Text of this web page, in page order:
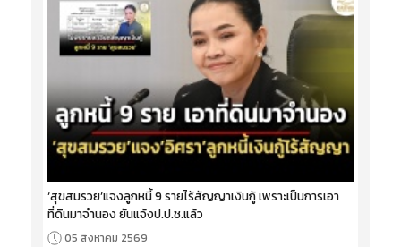
‘สุขสมรวย’แจงลูกหนี้ 9 รายไร้สัญญาเงินกู้ เพราะเป็นการเอา
ที่ดินมาจำนอง ยันแจ้งป.ป.ช.แล้ว
05 สิงหาคม 2569